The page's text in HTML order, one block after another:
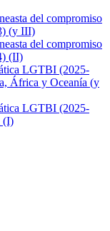
del compromiso
(y III)
del compromiso
(II)
LGTBI (2025-
África y Oceanía (y
LGTBI (2025-
(I)